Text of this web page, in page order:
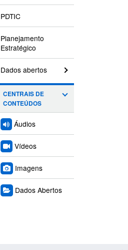
PDTIC
Planejamento
Estratégico
Dados abertos
CENTRAIS DE
CONTEÚDOS
Áudios
Vídeos
Imagens
Dados Abertos